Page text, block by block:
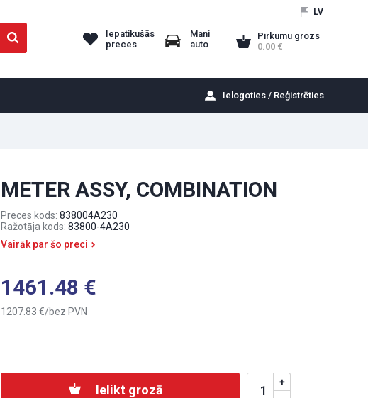
LV
Iepatikušās
preces
Mani
auto
Pirkumu grozs
0.00
Ielogoties / Reģistrēties
METER ASSY, COMBINATION
Preces kods: 838004A230
Ražotāja kods: 83800-4A230
Vairāk par šo preci
1461.48
1207.83 bez PVN
Ielikt grozā